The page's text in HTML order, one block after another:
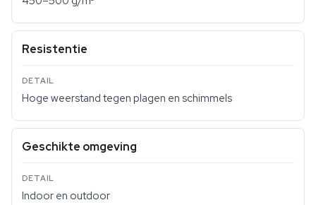
Resistentie
Hoge weerstand tegen plagen en schimmels
Geschikte omgeving
Indoor en outdoor